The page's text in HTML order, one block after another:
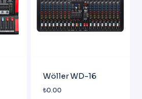
Wöller WD-16
₺0.00